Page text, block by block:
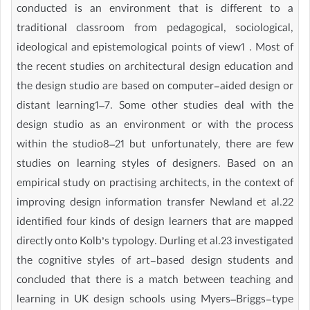
conducted is an environment that is different to a
traditional classroom from pedagogical, sociological,
ideological and epistemological points of view1 . Most of
the recent studies on architectural design education and
the design studio are based on computer-aided design or
distant learning1–7. Some other studies deal with the
design studio as an environment or with the process
within the studio8–21 but unfortunately, there are few
studies on learning styles of designers. Based on an
empirical study on practising architects, in the context of
improving design information transfer Newland et al.22
identified four kinds of design learners that are mapped
directly onto Kolb’s typology. Durling et al.23 investigated
the cognitive styles of art-based design students and
concluded that there is a match between teaching and
learning in UK design schools using Myers–Briggs-type